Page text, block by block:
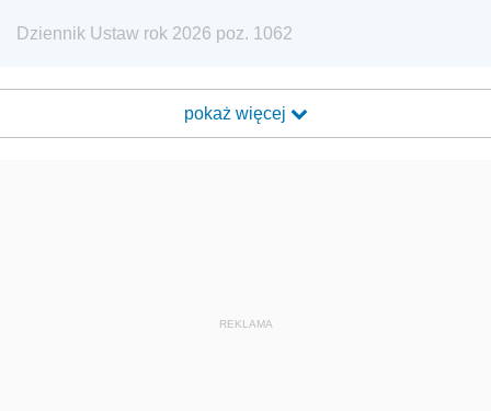
Dziennik Ustaw rok 2026 poz. 1062
pokaż więcej
REKLAMA